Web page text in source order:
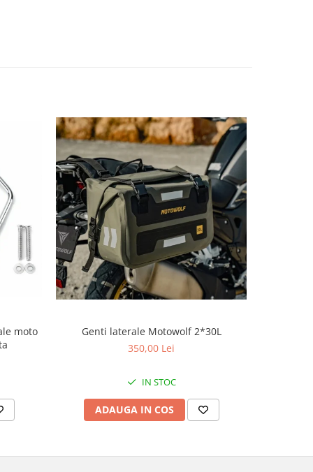
moto
Genti laterale Motowolf 2*30L
350,00 Lei
IN STOC
ADAUGA IN COS